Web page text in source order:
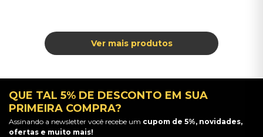
QUE TAL 5% DE DESCONTO EM SUA
PRIMEIRA COMPRA?
Assinando a newsletter você recebe um cupom de 5%, novidades,
ofertas e muito mais!